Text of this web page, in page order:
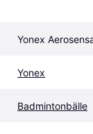
Yonex
Yonex
Badmintonbälle